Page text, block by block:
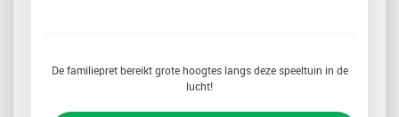
De familiepret bereikt grote hoogtes langs deze speeltuin in de
lucht!